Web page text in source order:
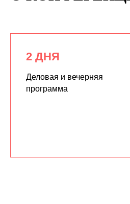
2 ДНЯ
Деловая и вечерняя
программа